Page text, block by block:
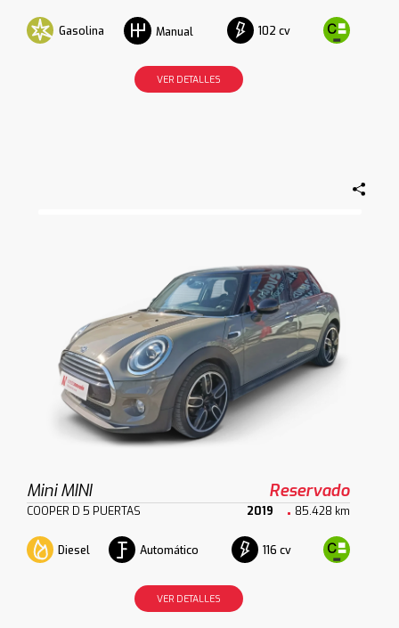
Gasolina Manual 102 cv
VER DETALLES
Mini MINI Reservado
COOPER D 5 PUERTAS 2019 85.428 km
Diesel Automático 116 cv
VER DETALLES